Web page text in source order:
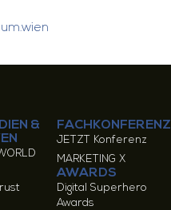
&
JETZT Konferenz
MARKETING X
AWARDS
Digital Superhero
Awards